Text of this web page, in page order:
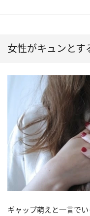
女性がキュンとす
ギャップ萌えと一言でい